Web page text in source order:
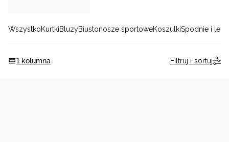
WszystkoKurtkiBluzyBiustonosze sportoweKoszulkiSpodnie i
1 kolumna Filtruj i sortuj
Rumuński / RON